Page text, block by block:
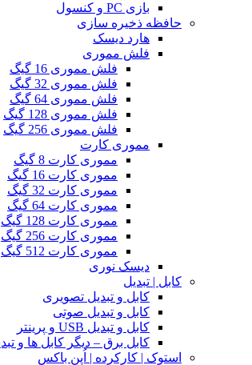
بازی PC و کنسول
حافظه ذخیره سازی
هارد دیسک
فلش مموری
فلش مموری 16 گیگ
فلش مموری 32 گیگ
فلش مموری 64 گیگ
فلش مموری 128 گیگ
فلش مموری 256 گیگ
مموری کارت
مموری کارت 8 گیگ
مموری کارت 16 گیگ
مموری کارت 32 گیگ
مموری کارت 64 گیگ
مموری کارت 128 گیگ
مموری کارت 256 گیگ
مموری کارت 512 گیگ
دیسک نوری
کابل | تبدیل
کابل و تبدیل تصویری
کابل و تبدیل صوتی
کابل و تبدیل USB و پرینتر
کابل برق – دیگر کابل ها و
استوک | کارکرده | اُپن باکس